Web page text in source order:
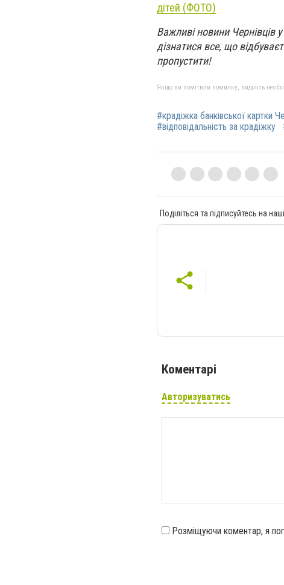
дітей (ФОТО)
Важливі новини Чернівців
дізнатися все, що
пропустити!
Якщо ви помітили помилку, виділіть
#крадіжка банківської картки
#відповідальність за крадіжку
Поділіться та підписуйтесь на
Коментарі
Авторизуватись
Розміщуючи коментар, я